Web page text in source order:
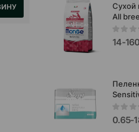
Сухой
All
для
рисом
14-
0.65-